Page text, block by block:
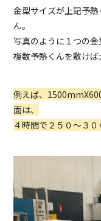
金型サイズが上記予
ん。
写真のように１つの金
複数予熱くんを敷けば
例えば、
面は、
４時間で２５０～３０